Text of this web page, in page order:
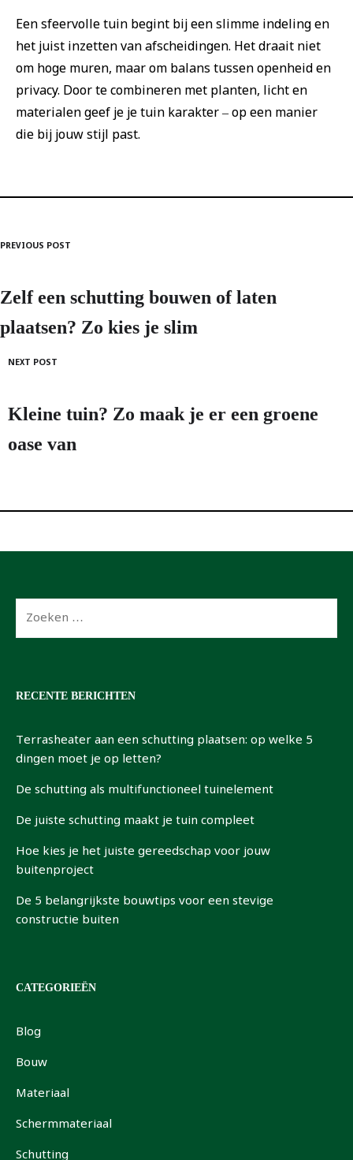
Een sfeervolle tuin begint bij een slimme indeling en
het juist inzetten van afscheidingen. Het draait niet
om hoge muren, maar om balans tussen openheid en
privacy. Door te combineren met planten, licht en
materialen geef je je tuin karakter – op een manier
die bij jouw stijl past.
Post
navigation
PREVIOUS POST
Zelf een schutting bouwen of laten
plaatsen? Zo kies je slim
NEXT POST
Kleine tuin? Zo maak je er een groene
oase van
naar:
RECENTE BERICHTEN
Terrasheater aan een schutting plaatsen: op welke 5
dingen moet je op letten?
De schutting als multifunctioneel tuinelement
De juiste schutting maakt je tuin compleet
Hoe kies je het juiste gereedschap voor jouw
buitenproject
De 5 belangrijkste bouwtips voor een stevige
constructie buiten
CATEGORIEËN
Blog
Bouw
Materiaal
Schermmateriaal
Schutting